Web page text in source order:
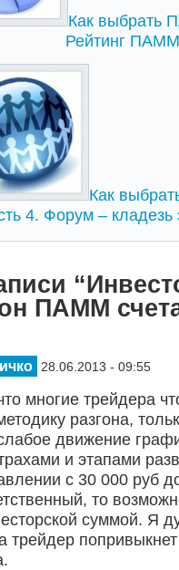
Как выбрать
Рейтинг ПАММ
Как
4. Форум –
ПАММ
28.06.2013 - 09:55
многие трейдера
разгона,
движение
и этапами
с 30 000 руб
то
суммой. Я
трейдер